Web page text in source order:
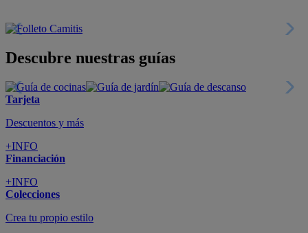
Descubre nuestras guías
Tarjeta
Descuentos y más
+INFO
Financiación
+INFO
Colecciones
Crea tu propio estilo